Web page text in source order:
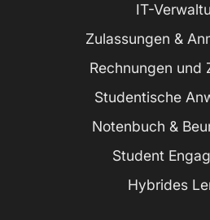
IT-
Zulassungen &
Rechnungen und
Studentische
Notenbuch &
Student
Hybrides